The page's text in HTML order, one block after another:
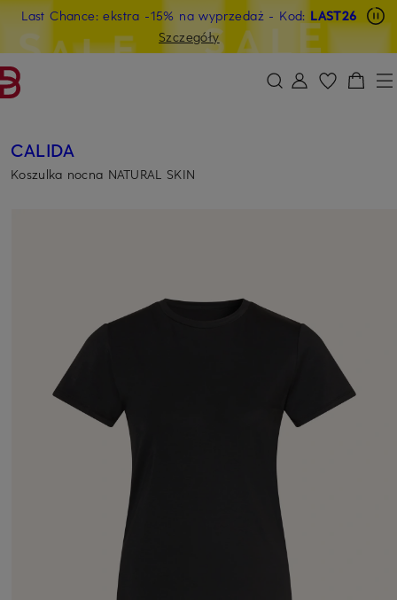
PRZEJDŹ DO GŁÓWNEJ TREŚCI PRZEJDŹ DO WYSZUKIWANIA
Last Chance: ekstra -15% na wyprzedaż - Kod: LAST26
Szczegóły
CALIDA
Koszulka nocna NATURAL SKIN